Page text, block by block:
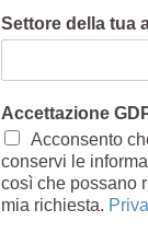
Settore della tua
Accettazione
Acconsento
conservi le
così che possano
mia richiesta.